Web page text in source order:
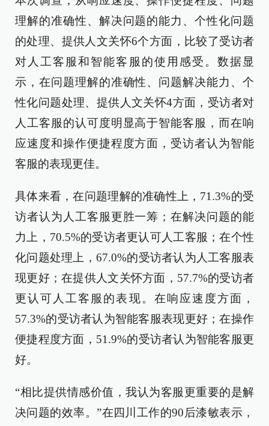
理解的准确性、解决问题的能力、个性化问题
的处理、提供人文关怀6个方面，比较了受访者
对人工客服和智能客服的使用感受。数据显
示，在问题理解的准确性、问题解决能力、个
性化问题处理、提供人文关怀4方面，受访者对
人工客服的认可度明显高于智能客服，而在响
应速度和操作便捷程度方面，受访者认为智能
客服的表现更佳。
具体来看，在问题理解的准确性上，71.3%的受
访者认为人工客服更胜一筹；在解决问题的能
力上，70.5%的受访者更认可人工客服；在个性
化问题处理上，67.0%的受访者认为人工客服表
现更好；在提供人文关怀方面，57.7%的受访者
更认可人工客服的表现。在响应速度方面，
57.3%的受访者认为智能客服表现更好；在操作
便捷程度方面，51.9%的受访者认为智能客服更
好。
“相比提供情感价值，我认为客服更重要的是解
决问题的效率。”在四川工作的90后漆敏表示，